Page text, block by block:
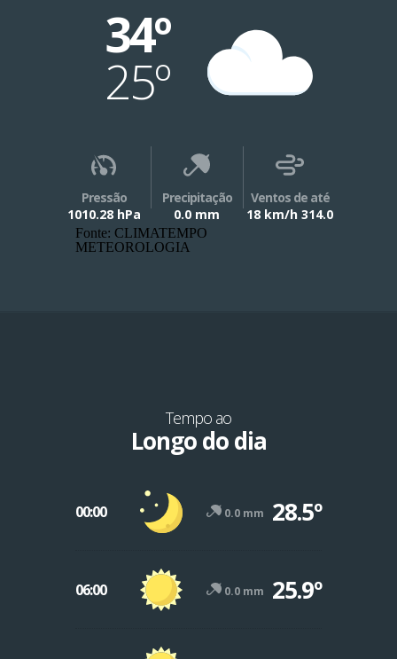
34º
25º
Pressão
1010.28 hPa
Precipitação
0.0 mm
Ventos de até
18 km/h 314.0
Fonte: CLIMATEMPO
METEOROLOGIA
Tempo ao
Longo do dia
00:00 0.0 mm 28.5º
06:00 0.0 mm 25.9º